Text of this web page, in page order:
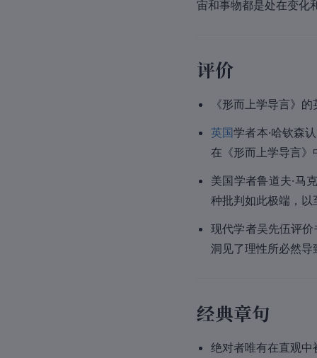
宙和事物都是处在变化
评价
《形而上学导言》
英国学者本·哈钦森
在《形而上学导言》
美国学者鲁道夫·马
种批判如此极端，以
现代学者吴先伍评
洞见了理性所必然导
经典章句
绝对者唯有在直观